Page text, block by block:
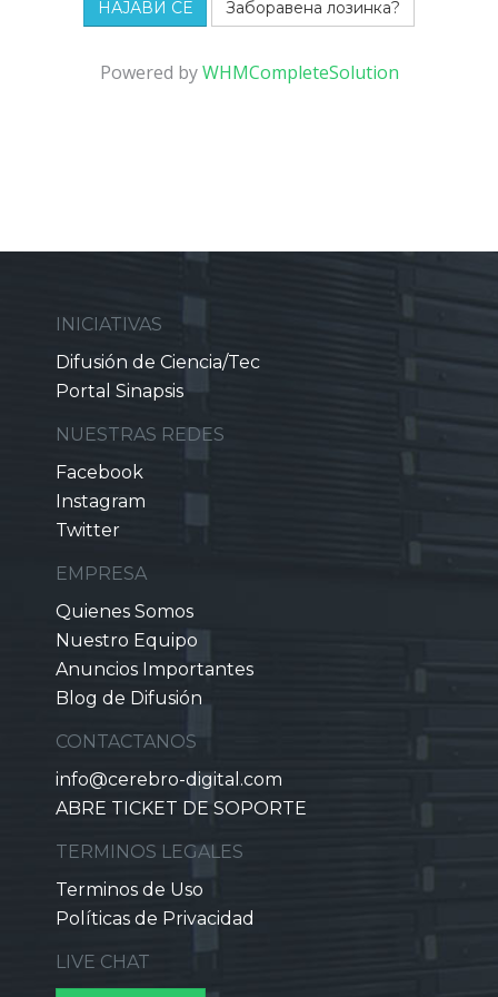
Заборавена лозинка?
Powered byWHMCompleteSolution
INICIATIVAS
Difusión de Ciencia/Tec
Portal Sinapsis
NUESTRAS REDES
Facebook
Instagram
Twitter
EMPRESA
Quienes Somos
Nuestro Equipo
Anuncios Importantes
Blog de Difusión
CONTACTANOS
info@cerebro-digital.com
ABRE TICKET DE SOPORTE
TERMINOS LEGALES
Terminos de Uso
Políticas de Privacidad
LIVE CHAT